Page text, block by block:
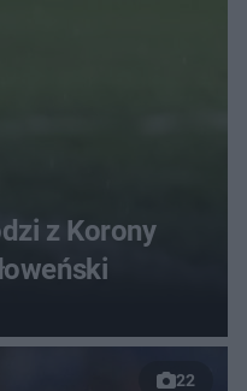
z Korony
22